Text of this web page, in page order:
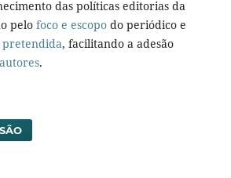
das políticas editorias da
pelo foco e escopo do periódico e
pretendida, facilitando a adesão
.